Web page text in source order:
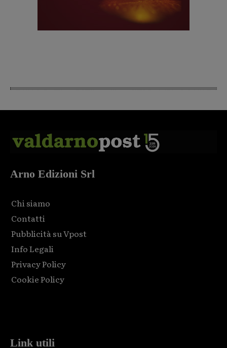
Arno Edizioni Srl
Chi siamo
Contatti
Pubblicità su Vpost
Info Legali
Privacy Policy
Cookie Policy
Link utili